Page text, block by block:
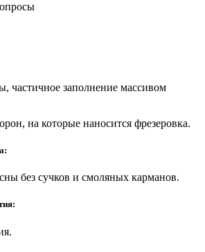
частичное заполнение массивом
на которые наносится фрезеровка.
без сучков и смоляных карманов.